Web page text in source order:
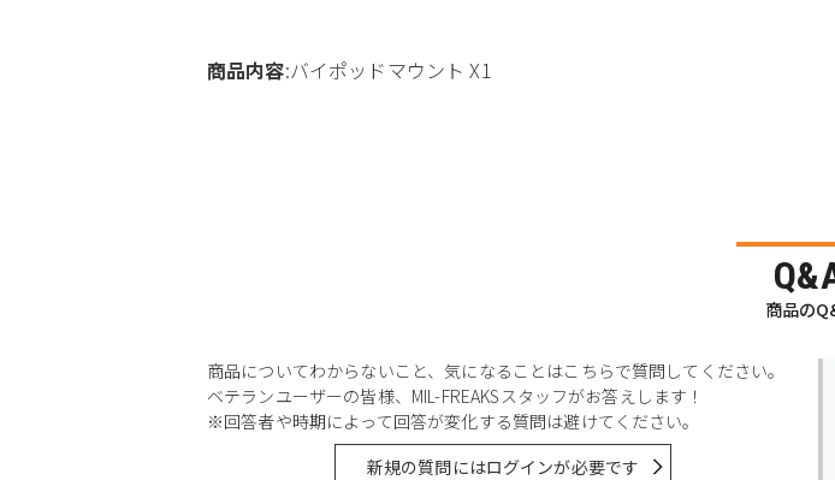
商品内容:バイポッドマウント X1
商品の
商品についてわからないこと、気になることはこちらで質問してください。
ベテランユーザーの皆様、MIL-FREAKSスタッフがお答えします！
※回答者や時期によって回答が変化する質問は避けてください。
新規の質問にはログインが必要です